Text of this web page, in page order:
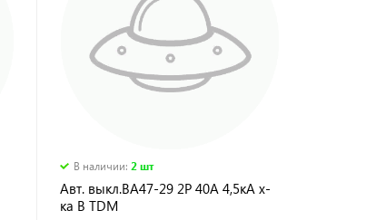
В наличии:2 шт
Авт. выкл.ВА47-29 2Р 40А 4,5кА х-
ка В TDM